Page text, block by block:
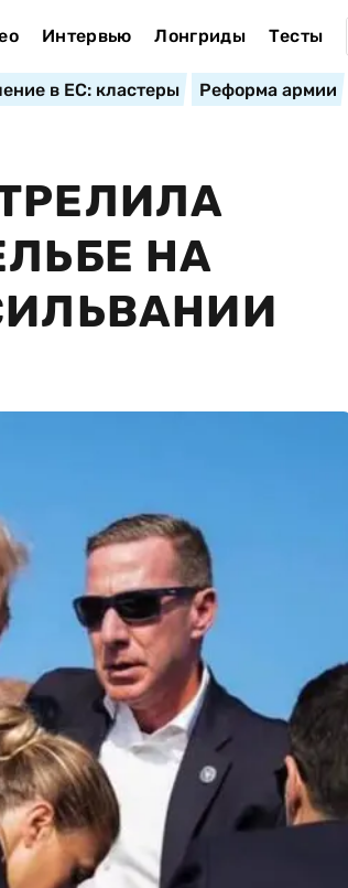
Интервью Лонгриды Тесты
в ЕС: кластеры Реформа армии
НА